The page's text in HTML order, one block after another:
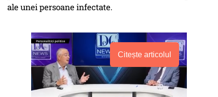
ale unei persoane infectate.
Citește articolul